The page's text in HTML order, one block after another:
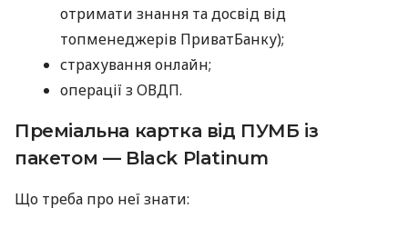
отримати знання та досвід від
топменеджерів ПриватБанку);
страхування онлайн;
операції з ОВДП.
Преміальна картка від ПУМБ із
пакетом — Black Platinum
Що треба про неї знати: